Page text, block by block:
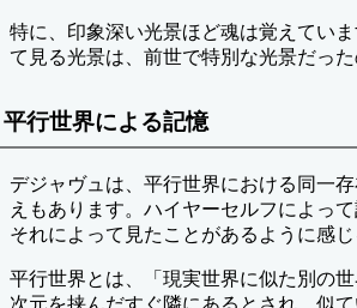
特に、印象深い光景ほど魂は覚えてい
て見る光景は、前世で特別な光景だった
平行世界による記憶
デジャヴュは、平行世界における同一
えもあります。ハイヤーセルフによって
それによって見たことがあるように感じ
平行世界とは、「現実世界に似た別の世
次元を挟んだすぐ隣にあるとされ、似